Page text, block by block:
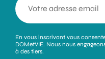
En vous inscrivant vous
DOMetVIE. Nous nous
à des tiers.